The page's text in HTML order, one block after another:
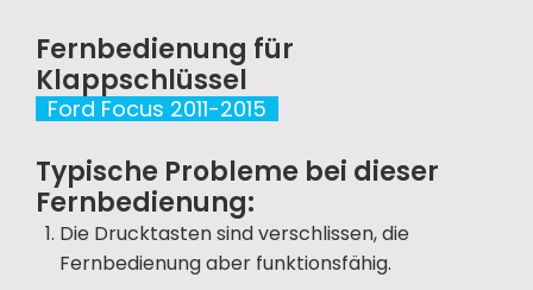
Fernbedienung für
Klappschlüssel
Ford Focus 2011-2015
Typische Probleme bei dieser
Fernbedienung:
Die Drucktasten sind verschlissen, die
Fernbedienung aber funktionsfähig.